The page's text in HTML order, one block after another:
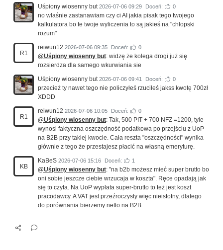
Uśpiony wiosenny but 2026-07-06 09:29 Doceń: 0
no właśnie zastanawiam czy ci AI jakia pisak tego twojego
kalkulatora bo te twoje wyliczenia to są jakieś na "chłopski
rozum"
R1
reiwun12 2026-07-06 09:35 Doceń: 0
@Uśpiony wiosenny but: widzę że kolega drogi już się
rozsierdza dla samego wkurwiania sie
Uśpiony wiosenny but 2026-07-06 09:41 Doceń: 0
przecież ty nawet tego nie policzyłeś rzuciłeś jakss kwotę 700zł
XDDD
R1
reiwun12 2026-07-06 10:05 Doceń: 0
@Uśpiony wiosenny but: Tak, 500 PIT + 700 NFZ =1200, tyle
wynosi faktyczna oszczędność podatkowa po przejściu z UoP
na B2B przy takiej kwocie. Cała reszta "oszczędności" wynika
głównie z tego że przestajesz płacić na własną emeryturę.
KB
KaBeS 2026-07-06 15:16 Doceń: 1
@Uśpiony wiosenny but: "na b2b możesz mieć super brutto bo
oni sobie jeszcze ciebie wrzucaja w koszta". Ręce opadają jak
się to czyta. Na UoP wypłata super-brutto to też jest koszt
pracodawcy. A VAT jest przeźroczysty więc nieistotny, dlatego
do porównania bierzemy netto na B2B